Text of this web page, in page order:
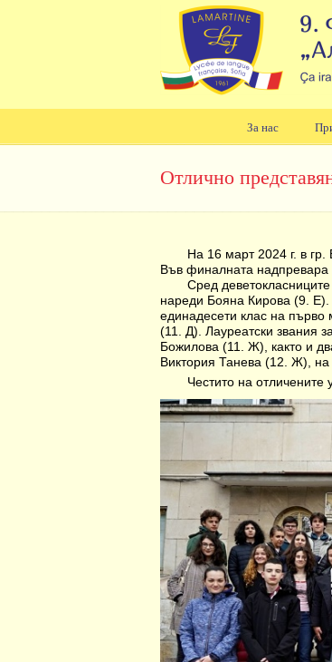
За нас
Навигация
Отлично
На 16 март 2024 г. в
Във финалната надпревара
Сред
нареди Бояна Кирова (9.
единадесети клас на
(11. Д). Лауреатски звания
Божилова (11. Ж), както и
Виктория Танева (12. Ж), на
Честито на отличените